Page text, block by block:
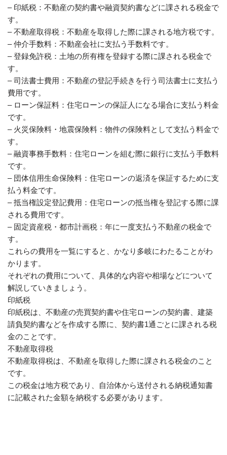
– 印紙税：不動産の契約書や融資契約書などに課される税金で
す。
– 不動産取得税：不動産を取得した際に課される地方税です。
– 仲介手数料：不動産会社に支払う手数料です。
– 登録免許税：土地の所有権を登録する際に課される税金で
す。
– 司法書士費用：不動産の登記手続きを行う司法書士に支払う
費用です。
– ローン保証料：住宅ローンの保証人になる場合に支払う料金
です。
– 火災保険料・地震保険料：物件の保険料として支払う料金で
す。
– 融資事務手数料：住宅ローンを組む際に銀行に支払う手数料
です。
– 団体信用生命保険料：住宅ローンの返済を保証するために支
払う料金です。
– 抵当権設定登記費用：住宅ローンの抵当権を登記する際に課
される費用です。
– 固定資産税・都市計画税：年に一度支払う不動産の税金で
す。
これらの費用を一覧にすると、かなり多岐にわたることがわ
かります。
それぞれの費用について、具体的な内容や相場などについて
解説していきましょう。
印紙税
印紙税は、不動産の売買契約書や住宅ローンの契約書、建築
請負契約書などを作成する際に、契約書1通ごとに課される税
金のことです。
不動産取得税
不動産取得税は、不動産を取得した際に課される税金のこと
です。
この税金は地方税であり、自治体から送付される納税通知書
に記載された金額を納税する必要があります。